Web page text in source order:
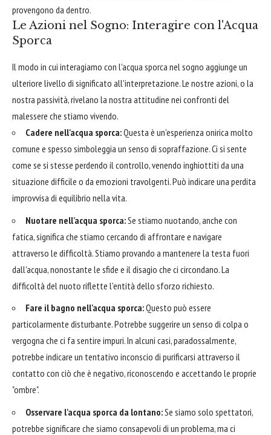
provengono da dentro.
Le Azioni nel Sogno: Interagire con l'Acqua
Sporca
Il modo in cui interagiamo con l'acqua sporca nel sogno aggiunge un
ulteriore livello di significato all'interpretazione. Le nostre azioni, o la
nostra passività, rivelano la nostra attitudine nei confronti del
malessere che stiamo vivendo.
Cadere nell'acqua sporca:Questa è un'esperienza onirica molto
comune e spesso simboleggia un senso di sopraffazione. Ci si sente
come se si stesse perdendo il controllo, venendo inghiottiti da una
situazione difficile o da emozioni travolgenti. Può indicare una perdita
improvvisa di equilibrio nella vita.
Nuotare nell'acqua sporca:Se stiamo nuotando, anche con
fatica, significa che stiamo cercando di affrontare e navigare
attraverso le difficoltà. Stiamo provando a mantenere la testa fuori
dall'acqua, nonostante le sfide e il disagio che ci circondano. La
difficoltà del nuoto riflette l'entità dello sforzo richiesto.
Fare il bagno nell'acqua sporca:Questo può essere
particolarmente disturbante. Potrebbe suggerire un senso di colpa o
vergogna che ci fa sentire impuri. In alcuni casi, paradossalmente,
potrebbe indicare un tentativo inconscio di purificarsi attraverso il
contatto con ciò che è negativo, riconoscendo e accettando le proprie
"ombre".
Osservare l'acqua sporca da lontano:Se siamo solo spettatori,
potrebbe significare che siamo consapevoli di un problema, ma ci